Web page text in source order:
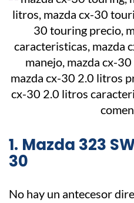
1. Mazda 323
30
No hay un antecesor